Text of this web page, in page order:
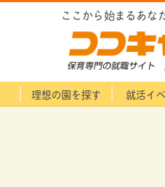
ここから始まるあな
理想の園を探す 就活イ